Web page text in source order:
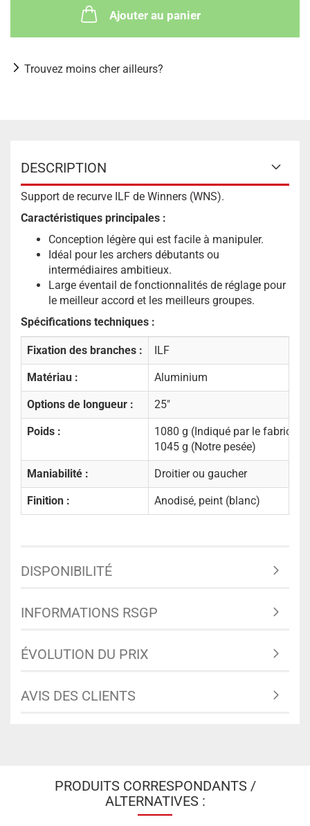
Ajouter au panier
Trouvez moins cher ailleurs?
DESCRIPTION
Support de recurve ILF de Winners (WNS).
Caractéristiques principales :
Conception légère qui est facile à manipuler.
Idéal pour les archers débutants ou
intermédiaires ambitieux.
Large éventail de fonctionnalités de réglage pour
le meilleur accord et les meilleurs groupes.
Spécifications techniques :
Fixation des branches : ILF
Matériau : Aluminium
Options de longueur : 25"
Poids :
1080 g (Indiqué par le
1045 g (Notre pesée)
Maniabilité : Droitier ou gaucher
Finition : Anodisé, peint (blanc)
DISPONIBILITÉ
INFORMATIONS RSGP
ÉVOLUTION DU PRIX
AVIS DES CLIENTS
PRODUITS CORRESPONDANTS /
ALTERNATIVES :